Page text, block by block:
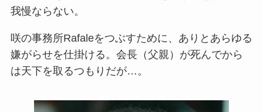
我慢ならない。
咲の事務所Rafaleをつぶすために、ありとあらゆる
嫌がらせを仕掛ける。会長（父親）が死んでから
は天下を取るつもりだが…。